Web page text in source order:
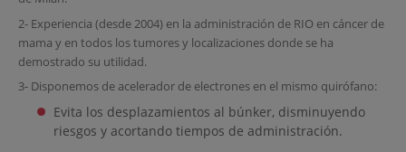
2- Experiencia (desde 2004) en la administración de RIO en cáncer de
mama y en todos los tumores y localizaciones donde se ha
demostrado su utilidad.
3- Disponemos de acelerador de electrones en el mismo quirófano:
Evita los desplazamientos al búnker, disminuyendo
riesgos y acortando tiempos de administración.